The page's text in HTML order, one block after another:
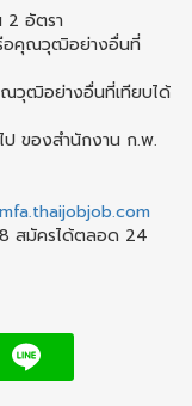
2 อัตรา
รือคุณวุฒิอย่างอื่นที่
ฒิอย่างอื่นที่เทียบได้
ป ของสํานักงาน ก.พ.
สมัครได้ตลอด 24